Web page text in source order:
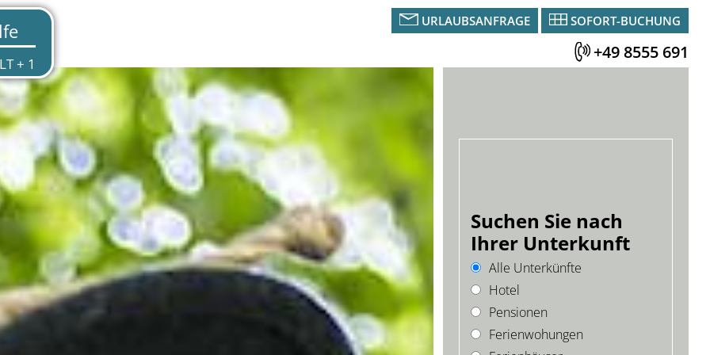
URLAUBSANFRAGE SOFORT-BUCHUNG
+49 8555 691
Suchen Sie nach
Ihrer Unterkunft
Alle Unterkünfte
Hotel
Pensionen
Ferienwohungen